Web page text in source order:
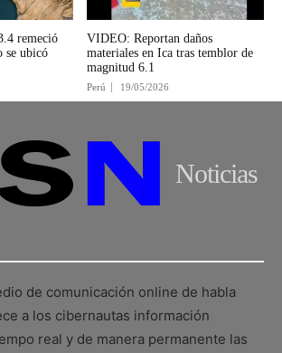
remeció
se ubicó
VIDEO: Reportan daños
materiales en Ica tras temblor de
magnitud 6.1
Perú 19/05/2026
Noticias
de comunicación online de habla
a los cibernautas información
real y de manera permanente las